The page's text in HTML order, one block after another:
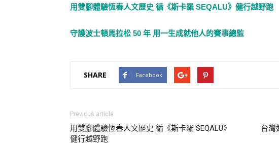
用雙腳體驗恆春人文歷史 循《斯卡羅 SEQALU》健行越野跑
守護波士頓馬拉松 50 年 用一生成就他人的賽事總監
SHARE Facebook
Previous article
用雙腳體驗恆春人文歷史 循《斯卡羅 SEQALU》
健行越野跑
台灣